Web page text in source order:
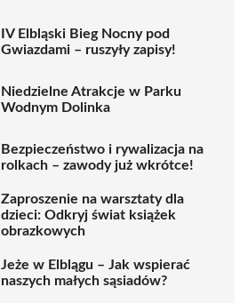
IV Elbląski Bieg Nocny pod
Gwiazdami – ruszyły zapisy!
Niedzielne Atrakcje w Parku
Wodnym Dolinka
Bezpieczeństwo i rywalizacja na
rolkach – zawody już wkrótce!
Zaproszenie na warsztaty dla
dzieci: Odkryj świat książek
obrazkowych
Jeże w Elblągu – Jak wspierać
naszych małych sąsiadów?